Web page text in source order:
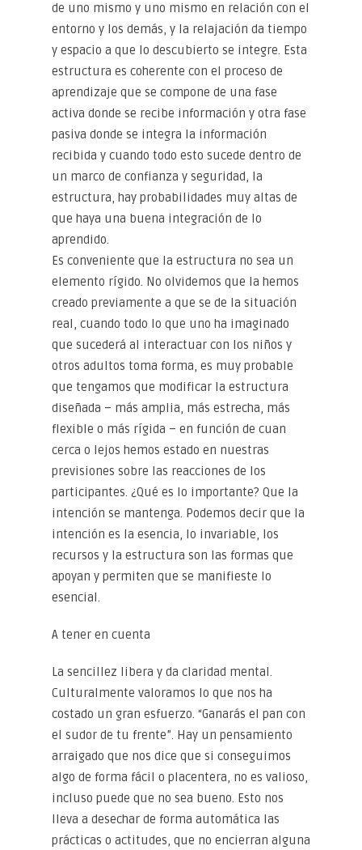
de uno mismo y uno mismo en relación con el
entorno y los demás, y la relajación da tiempo
y espacio a que lo descubierto se integre. Esta
estructura es coherente con el proceso de
aprendizaje que se compone de una fase
activa donde se recibe información y otra fase
pasiva donde se integra la información
recibida y cuando todo esto sucede dentro de
un marco de confianza y seguridad, la
estructura, hay probabilidades muy altas de
que haya una buena integración de lo
aprendido.
Es conveniente que la estructura no sea un
elemento rígido. No olvidemos que la hemos
creado previamente a que se de la situación
real, cuando todo lo que uno ha imaginado
que sucederá al interactuar con los niños y
otros adultos toma forma, es muy probable
que tengamos que modificar la estructura
diseñada – más amplia, más estrecha, más
flexible o más rígida – en función de cuan
cerca o lejos hemos estado en nuestras
previsiones sobre las reacciones de los
participantes. ¿Qué es lo importante? Que la
intención se mantenga. Podemos decir que la
intención es la esencia, lo invariable, los
recursos y la estructura son las formas que
apoyan y permiten que se manifieste lo
esencial.
A tener en cuenta
La sencillez libera y da claridad mental.
Culturalmente valoramos lo que nos ha
costado un gran esfuerzo. “Ganarás el pan con
el sudor de tu frente”. Hay un pensamiento
arraigado que nos dice que si conseguimos
algo de forma fácil o placentera, no es valioso,
incluso puede que no sea bueno. Esto nos
lleva a desechar de forma automática las
prácticas o actitudes, que no encierran alguna